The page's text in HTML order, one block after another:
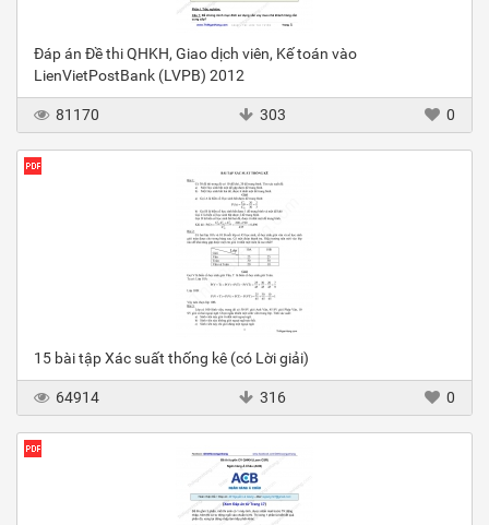
Đáp án Đề thi QHKH, Giao dịch viên, Kế toán vào
LienVietPostBank (LVPB) 2012
81170 303 0
15 bài tập Xác suất thống kê (có Lời giải)
64914 316 0